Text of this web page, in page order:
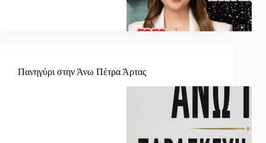
Πανηγύρι στην Άνω Πέτρα Άρτας